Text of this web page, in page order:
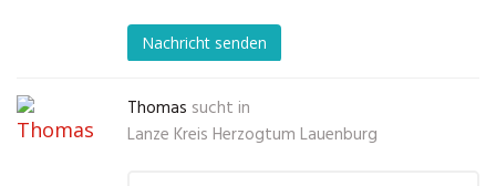
Nachricht senden
Thomas sucht in
Lanze Kreis Herzogtum Lauenburg